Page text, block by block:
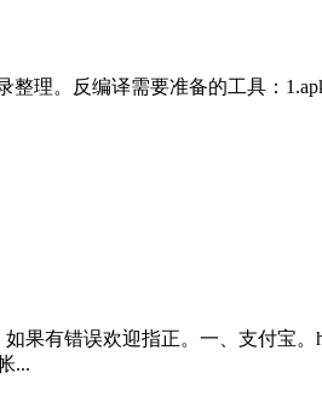
。反编译需要准备的工具：
有错误欢迎指正。一、支付宝。
...